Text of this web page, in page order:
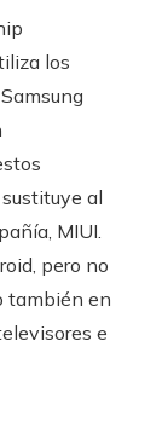
los
al
MIUI.
pero no
también en
e